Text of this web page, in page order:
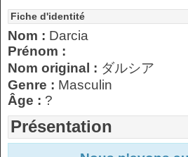
Fiche d'identité
Nom : Darcia
Prénom :
Nom original : ダルシア
Genre : Masculin
Âge : ?
Présentation